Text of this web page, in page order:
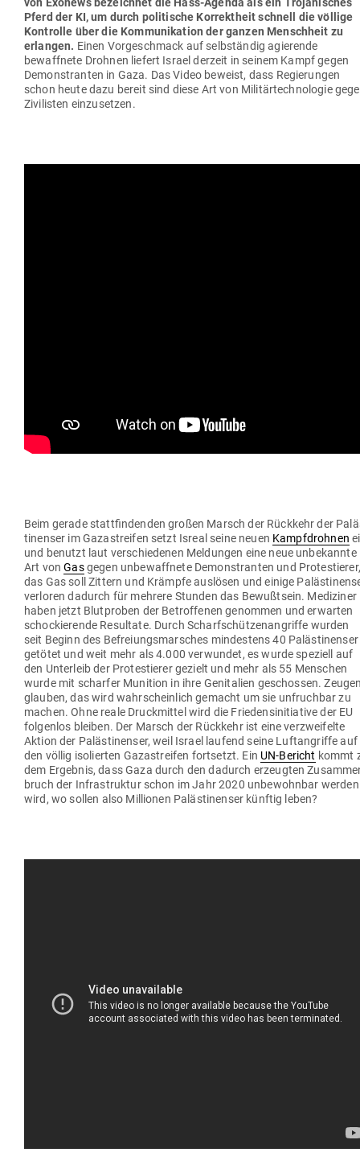
Pferd der KI, um durch poli­tische Kor­rektheit schnell die völlige
Kon­trolle über die Kom­mu­ni­kation der ganzen Menschheit zu
erlangen. Einen Vor­ge­schmack auf selb­ständig agie­rende
bewaffnete Drohnen liefert Israel derzeit in seinem Kampf gegen
Demons­tranten in Gaza. Das Video beweist, dass Regie­rungen
schon heute dazu bereit sind diese Art von Mili­tär­tech­no­logie
Zivi­listen einzusetzen.
Beim gerade statt­fin­denden großen Marsch der Rückkehr der
ti­nenser im Gaza­streifen setzt Isreal seine neuen Kampf­drohnen
und benutzt laut ver­schie­denen Mel­dungen eine neue unbe­kannte
Art vonGasgegen unbe­waffnete Demons­tranten und Pro­tes­tierer,
das Gas soll Zittern und Krämpfe aus­lösen und einige
ver­loren dadurch für mehrere Stunden das Bewußtsein. Medi­ziner
haben jetzt Blut­proben der Betrof­fenen genommen und erwarten
scho­ckie­rende Resultate. Durch Scharf­schüt­zen­an­griffe wurden
seit Beginn des Befrei­ungs­mar­sches min­destens 40 Paläs­ti­nenser
getötet und weit mehr als 4.000 ver­wundet, es wurde spe­ziell auf
den Unterleib der Pro­tes­tierer gezielt und mehr als 55 Men­schen
wurde mit scharfer Munition in ihre Geni­talien geschossen.
glauben, das wird wahr­scheinlich gemacht um sie unfruchbar zu
machen. Ohne reale Druck­mittel wird die Frie­dens­in­itiative der EU
fol­genlos bleiben. Der Marsch der Rückkehr ist eine ver­zwei­felte
Aktion der Paläs­ti­nenser, weil Israel laufend seine Luft­an­griffe auf
den völlig iso­lierten Gaza­streifen fort­setzt. Ein UN-Bericht kommt
dem Ergebnis, dass Gaza durch den dadurch erzeugten
bruch der Infra­struktur schon im Jahr 2020 unbe­wohnbar werden
wird, wo sollen also Mil­lionen Paläs­ti­nenser künftig leben?